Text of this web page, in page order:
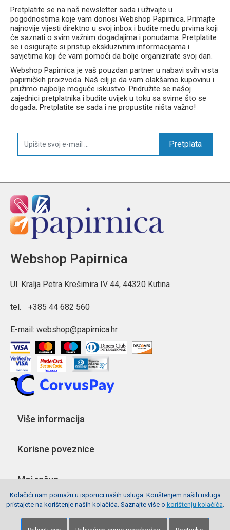
Pretplatite se na naš newsletter sada i uživajte u
pogodnostima koje vam donosi Webshop Papirnica. Primajte
najnovije vijesti direktno u svoj inbox i budite među prvima koji
će saznati o svim važnim događajima i ponudama. Pretplatite
se i osigurajte si pristup ekskluzivnim informacijama i
savjetima koji će vam pomoći da bolje organizirate svoj dan.
Webshop Papirnica je vaš pouzdan partner u nabavi svih vrsta
papirničkih proizvoda. Naš cilj je da vam olakšamo kupovinu i
pružimo najbolje moguće iskustvo. Pridružite se našoj
zajednici pretplatnika i budite uvijek u toku sa svime što se
događa. Pretplatite se sada i ne propustite ništa važno!
Pretplata
Webshop Papirnica
Ul. Kralja Petra Krešimira IV 44, 44320 Kutina
tel. +385 44 682 560
E-mail: webshop@papirnica.hr
Više informacija
Korisne poveznice
Moj račun
Pratite nas
Kolačići nam pomažu u isporuci naših usluga. Korištenjem naših usluga
pristajete na korištenje naših kolačića. Saznajte više o korištenju kolačića.